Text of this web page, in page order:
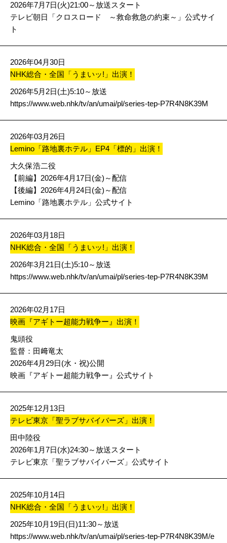
2026年7月7日(火)21:00～放送スタート
テレビ朝日「クロスロード ～救命救急の約束～」公式サイ
ト
2026年04月30日
NHK総合・全国「うまいッ!」出演！
2026年5月2日(土)5:10～放送
https://www.web.nhk/tv/an/umai/pl/series-tep-P7R4N8K39M
2026年03月26日
Lemino「路地裏ホテル」EP4「標的」出演！
大久保浩二役
【前編】2026年4月17日(金)～配信
【後編】2026年4月24日(金)～配信
Lemino「路地裏ホテル」公式サイト
2026年03月18日
NHK総合・全国「うまいッ!」出演！
2026年3月21日(土)5:10～放送
https://www.web.nhk/tv/an/umai/pl/series-tep-P7R4N8K39M
2026年02月17日
映画『アギトー超能力戦争ー』出演！
鬼頭役
監督：田﨑竜太
2026年4月29日(水・祝)公開
映画『アギトー超能力戦争ー』公式サイト
2025年12月13日
テレビ東京「聖ラブサバイバーズ」出演！
⽥中陸役
2026年1月7日(水)24:30～放送スタート
テレビ東京「聖ラブサバイバーズ」公式サイト
2025年10月14日
NHK総合・全国「うまいッ!」出演！
2025年10月19日(日)11:30～放送
https://www.web.nhk/tv/an/umai/pl/series-tep-P7R4N8K39M/e